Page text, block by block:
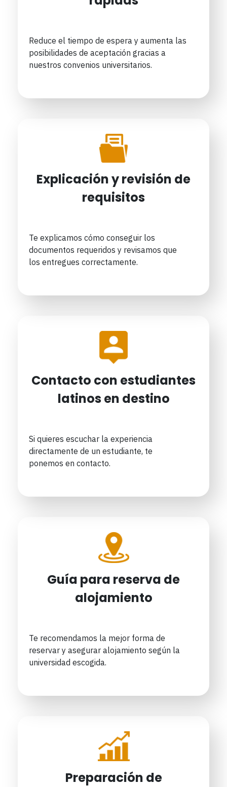
Reduce el tiempo de espera y aumenta las
posibilidades de aceptación gracias a
nuestros convenios universitarios.
Explicación y revisión de
requisitos
Te explicamos cómo conseguir los
documentos requeridos y revisamos que
los entregues correctamente.
Contacto con estudiantes
latinos en destino
Si quieres escuchar la experiencia
directamente de un estudiante, te
ponemos en contacto.
Guía para reserva de
alojamiento
Te recomendamos la mejor forma de
reservar y asegurar alojamiento según la
universidad escogida.
Preparación de